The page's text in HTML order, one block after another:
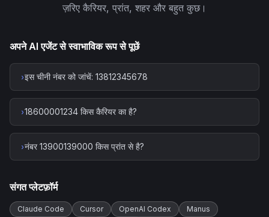
ज़रिए कैरियर, प्रांत, शहर और बहुत कुछ।
अपने AI एजेंट से स्वाभाविक रूप से पूछें
›इस चीनी नंबर को जांचें: 13812345678
›18600001234 किस कैरियर का है?
›नंबर 13900139000 किस प्रांत से है?
संगत प्लेटफ़ॉर्म
Claude Code Cursor OpenAI Codex
Manus